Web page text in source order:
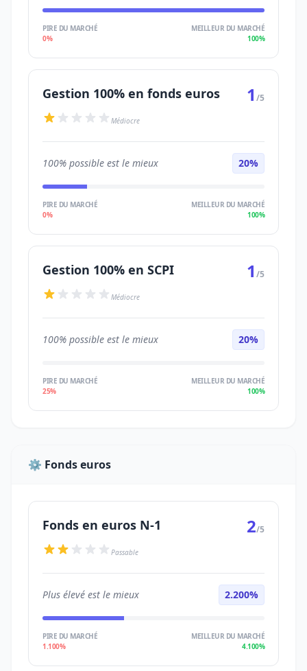
PIRE DU MARCHÉ
0%
MEILLEUR DU MARCHÉ
100%
Gestion 100% en fonds euros 1 /5
Médiocre
100% possible est le mieux 20%
PIRE DU MARCHÉ
0%
MEILLEUR DU MARCHÉ
100%
Gestion 100% en SCPI 1 /5
Médiocre
100% possible est le mieux 20%
PIRE DU MARCHÉ
25%
MEILLEUR DU MARCHÉ
100%
⚙️ Fonds euros
Fonds en euros N-1 2/5
Passable
Plus élevé est le mieux 2.200%
PIRE DU MARCHÉ
1.100%
MEILLEUR DU MARCHÉ
4.100%